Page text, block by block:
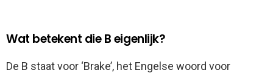
Wat betekent die B eigenlijk?
De B staat voor ‘Brake’, het Engelse woord voor